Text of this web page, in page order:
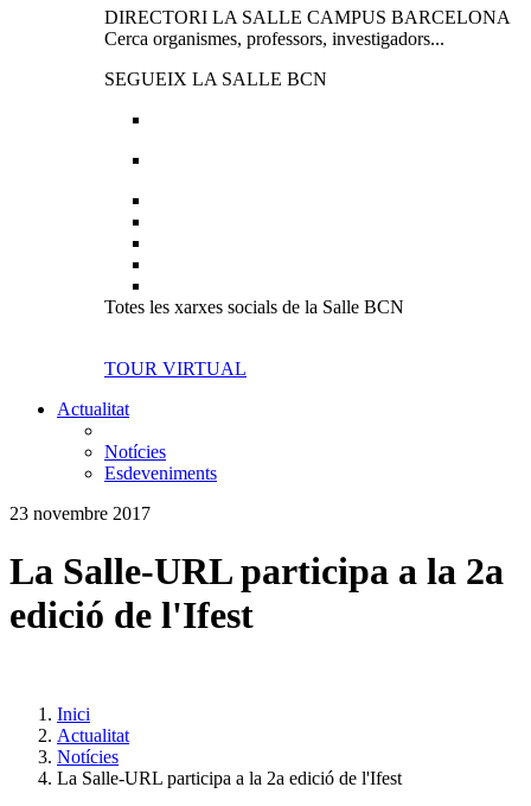
DIRECTORI LA SALLE CAMPUS BARCELONA
Cerca organismes, professors, investigadors...
SEGUEIX LA SALLE BCN
Totes les xarxes socials de la Salle BCN
TOUR VIRTUAL
Actualitat
Notícies
Esdeveniments
23 novembre 2017
La Salle-URL participa a la 2a
edició de l'Ifest
Inici
Actualitat
Notícies
La Salle-URL participa a la 2a edició de l'Ifest